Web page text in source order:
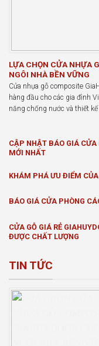
LỰA CHỌN CỬA NHỰA
NGÔI NHÀ BỀN VỮNG
Cửa nhựa gỗ composite
hàng đầu cho các gia đình
năng chống nước và thiết
CẬP NHẬT BÁO GIÁ CỬA
MỚI NHẤT
KHÁM PHÁ ƯU ĐIỂM
BÁO GIÁ CỬA PHÒNG
CỬA GỖ GIÁ RẺ
ĐƯỢC CHẤT LƯỢNG
TIN TỨC